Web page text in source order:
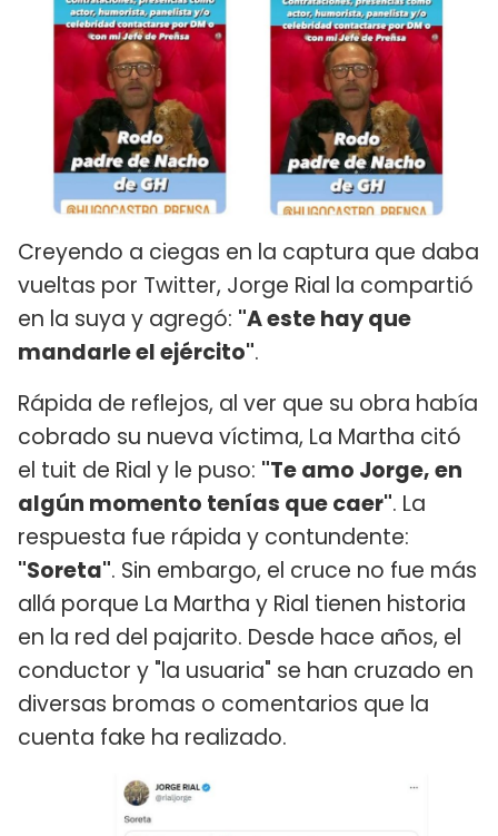
Creyendo a ciegas en la captura que daba
vueltas por Twitter, Jorge Rial la compartió
en la suya y agregó: "A este hay que
mandarle el ejército".
Rápida de reflejos, al ver que su obra había
cobrado su nueva víctima, La Martha citó
el tuit de Rial y le puso: "Te amo Jorge, en
algún momento tenías que caer". La
respuesta fue rápida y contundente:
"Soreta". Sin embargo, el cruce no fue más
allá porque La Martha y Rial tienen historia
en la red del pajarito. Desde hace años, el
conductor y "la usuaria" se han cruzado en
diversas bromas o comentarios que la
cuenta fake ha realizado.